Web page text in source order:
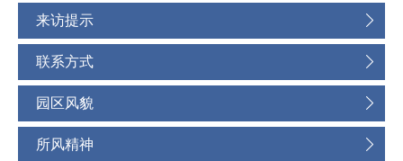
来访提示
联系方式
园区风貌
所风精神